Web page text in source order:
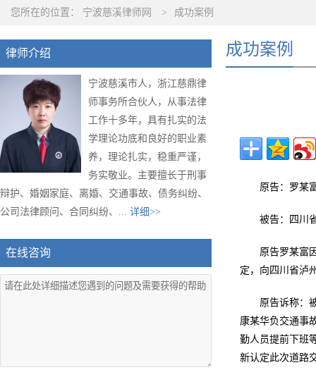
您所在的位置： 宁波慈溪律师网 > 成功案例
律师介绍
宁波慈溪市人，浙江慈鼎律
师事务所合伙人，从事法律
工作十多年，具有扎实的法
学理论功底和良好的职业素
养，理论扎实，稳重严谨，
务实敬业。主要擅长于刑事
辩护、婚姻家庭、离婚、交通事故、债务纠纷、
公司法律顾问、合同纠纷、... 详细>>
在线咨询
成功案例
原告：罗某
被告：四川
原告罗某富
定，向四川省泸
原告诉称：
康某华负交通事
勤人员提前下班
新认定此次道路